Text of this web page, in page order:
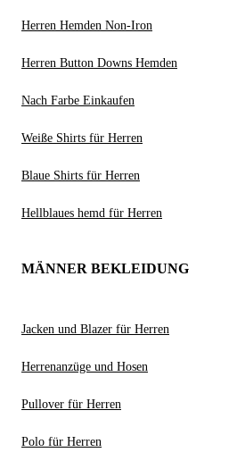
Herren Hemden Non-Iron
Herren Button Downs Hemden
Nach Farbe Einkaufen
Weiße Shirts für Herren
Blaue Shirts für Herren
Hellblaues hemd für Herren
MÄNNER BEKLEIDUNG
Jacken und Blazer für Herren
Herrenanzüge und Hosen
Pullover für Herren
Polo für Herren